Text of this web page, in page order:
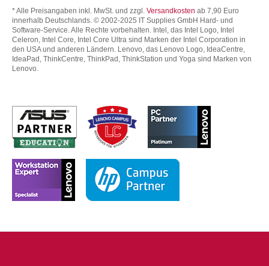
* Alle Preisangaben inkl. MwSt. und zzgl. Versandkosten ab 7,90 Euro
innerhalb Deutschlands. © 2002-2025 IT Supplies GmbH Hard- und
Software-Service. Alle Rechte vorbehalten. Intel, das Intel Logo, Intel
Celeron, Intel Core, Intel Core Ultra sind Marken der Intel Corporation in
den USA und anderen Ländern. Lenovo, das Lenovo Logo, IdeaCentre,
IdeaPad, ThinkCentre, ThinkPad, ThinkStation und Yoga sind Marken von
Lenovo.